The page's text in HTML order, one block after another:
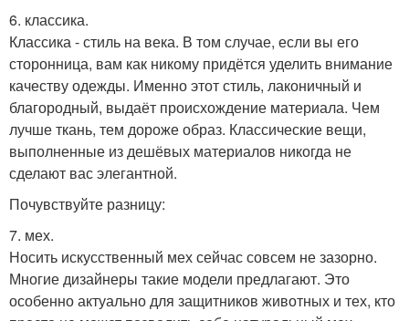
6. классика.
Классика - стиль на века. В том случае, если вы его
сторонница, вам как никому придётся уделить внимание
качеству одежды. Именно этот стиль, лаконичный и
благородный, выдаёт происхождение материала. Чем
лучше ткань, тем дороже образ. Классические вещи,
выполненные из дешёвых материалов никогда не
сделают вас элегантной.
Почувствуйте разницу:
7. мех.
Носить искусственный мех сейчас совсем не зазорно.
Многие дизайнеры такие модели предлагают. Это
особенно актуально для защитников животных и тех, кто